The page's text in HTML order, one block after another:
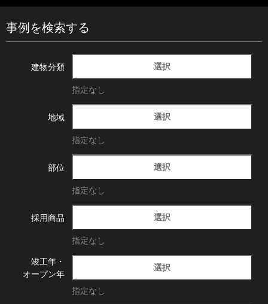
事例を検索する
建物分類 選択
指定なし
地域 選択
指定なし
部位 選択
指定なし
採用商品 選択
指定なし
竣工年・
オープン年
選択
指定なし